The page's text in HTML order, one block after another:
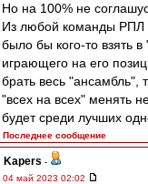
Но на 100% не
Из любой команды РПЛ
было бы кого-то взять
играющего на его
брать весь "ансамбль",
"всех на всех" менять
будет среди лучших
Последнее сообщение
Kapers -
04 май 2023 02:02